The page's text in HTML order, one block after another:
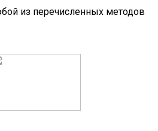
из перечисленных методов